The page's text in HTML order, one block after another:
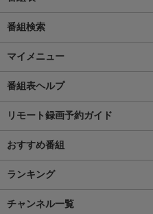
番組検索
マイメニュー
番組表ヘルプ
リモート録画予約ガイド
おすすめ番組
ランキング
チャンネル一覧